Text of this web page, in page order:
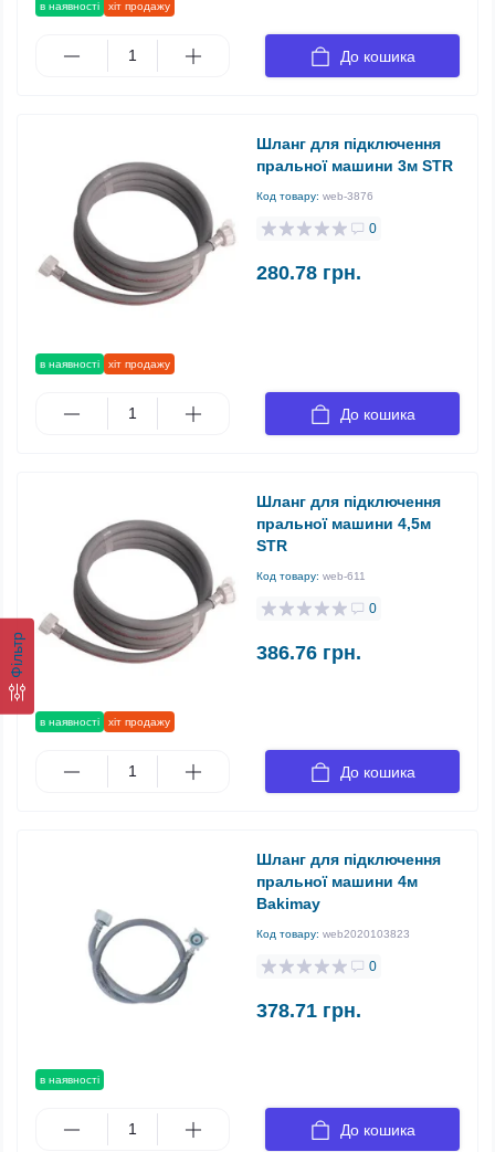
Фільтр
в наявності хіт продажу
До кошика
в наявності хіт продажу
Шланг для підключення
пральної машини 3м STR
Код товару: web-3876
0
280.78 грн.
До кошика
в наявності хіт продажу
Шланг для підключення
пральної машини 4,5м
STR
Код товару: web-611
0
386.76 грн.
До кошика
в наявності
Шланг для підключення
пральної машини 4м
Bakimay
Код товару: web2020103823
0
378.71 грн.
До кошика